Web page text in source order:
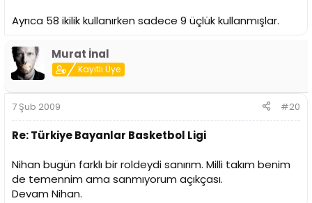
Ayrıca 58 ikilik kullanırken sadece 9 üçlük kullanmışlar.
Murat İnal
Kayıtlı Üye
7 Şub 2009 #20
Re: Türkiye Bayanlar Basketbol Ligi
Nihan bugün farklı bir roldeydi sanırım. Milli takım benim
de temennim ama sanmıyorum açıkçası.
Devam Nihan.